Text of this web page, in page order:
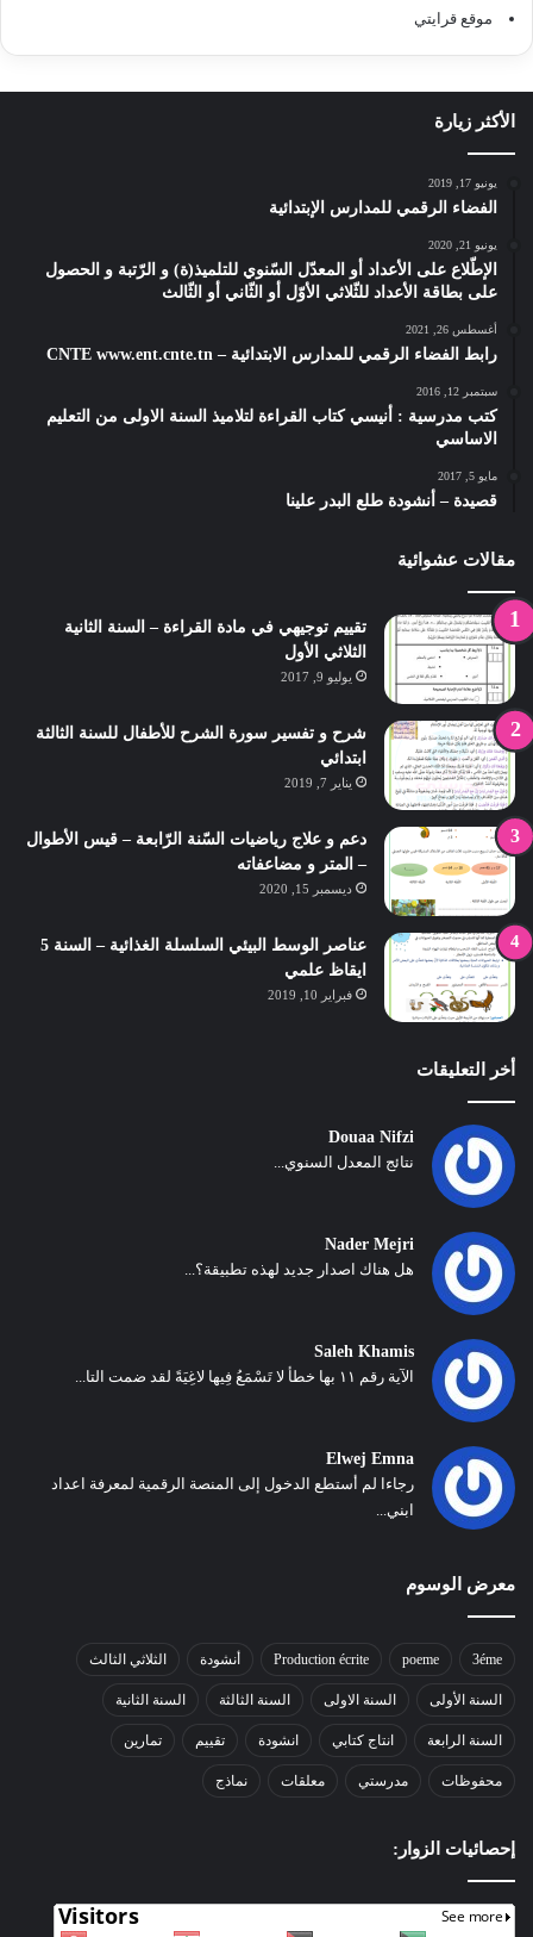
موقع قرايتي
الأكثر زيارة
يونيو 17, 2019
الفضاء الرقمي للمدارس الإبتدائية
يونيو 21, 2020
الإطّلاع على الأعداد أو المعدّل السّنوي للتلميذ(ة) و الرّتبة و الحصول
على بطاقة الأعداد للثّلاثي الأوّل أو الثّاني أو الثّالث
أغسطس 26, 2021
رابط الفضاء الرقمي للمدارس الابتدائية – CNTE www.ent.cnte.tn
سبتمبر 12, 2016
كتب مدرسية : أنيسي كتاب القراءة لتلاميذ السنة الاولى من التعليم
الاساسي
مايو 5, 2017
قصيدة – أنشودة طلع البدر علينا
مقالات عشوائية
تقييم توجيهي في مادة القراءة – السنة الثانية
الثلاثي الأول
يوليو 9, 2017
شرح و تفسير سورة الشرح للأطفال للسنة الثالثة
ابتدائي
يناير 7, 2019
دعم و علاج رياضيات السّنة الرّابعة – قيس الأطوال
– المتر و مضاعفاته
ديسمبر 15, 2020
عناصر الوسط البيئي السلسلة الغذائية – السنة 5
ايقاظ علمي
فبراير 10, 2019
أخر التعليقات
Douaa Nifzi
نتائج المعدل السنوي...
Nader Mejri
هل هناك اصدار جديد لهذه تطبيقة؟...
Saleh Khamis
الآية رقم ١١ بها خطأ لا تَسْمَعُ فِيها لاغِيَةً لقد ضمت التا...
Elwej Emna
رجاءا لم أستطع الدخول إلى المنصة الرقمية لمعرفة اعداد
ابني...
معرض الوسوم
3éme
poeme
Production écrite أنشودة الثلاثي الثالث
السنة الأولى السنة الاولى السنة الثالثة السنة الثانية
السنة الرابعة انتاج كتابي انشودة تقييم تمارين
محفوظات مدرستي معلقات نماذج
إحصائيات الزوار: